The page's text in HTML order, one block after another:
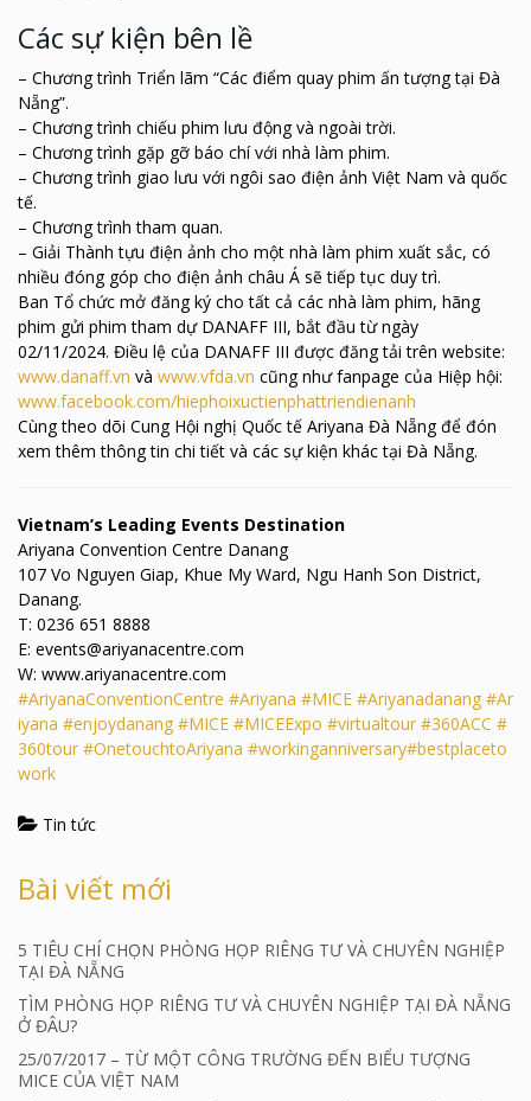
Các sự kiện bên lề
– Chương trình Triển lãm “Các điểm quay phim ấn tượng tại Đà
Nẵng”.
– Chương trình chiếu phim lưu động và ngoài trời.
– Chương trình gặp gỡ báo chí với nhà làm phim.
– Chương trình giao lưu với ngôi sao điện ảnh Việt Nam và quốc
tế.
– Chương trình tham quan.
– Giải Thành tựu điện ảnh cho một nhà làm phim xuất sắc, có
nhiều đóng góp cho điện ảnh châu Á sẽ tiếp tục duy trì.
Ban Tổ chức mở đăng ký cho tất cả các nhà làm phim, hãng
phim gửi phim tham dự DANAFF III, bắt đầu từ ngày
02/11/2024. Điều lệ của DANAFF III được đăng tải trên website:
www.danaff.vn và www.vfda.vn cũng như fanpage của Hiệp hội:
www.facebook.com/hiephoixuctienphattriendienanh
Cùng theo dõi Cung Hội nghị Quốc tế Ariyana Đà Nẵng để đón
xem thêm thông tin chi tiết và các sự kiện khác tại Đà Nẵng.
Vietnam’s Leading Events Destination
Ariyana Convention Centre Danang
107 Vo Nguyen Giap, Khue My Ward, Ngu Hanh Son District,
Danang.
T: 0236 651 8888
E: events@ariyanacentre.com
W: www.ariyanacentre.com
#AriyanaConventionCentre #Ariyana #MICE #Ariyanadanang #Ar
iyana #enjoydanang #MICE #MICEExpo #virtualtour #360ACC #
360tour #OnetouchtoAriyana #workinganniversary#bestplaceto
work
Tin tức
Bài viết mới
5 TIÊU CHÍ CHỌN PHÒNG HỌP RIÊNG TƯ VÀ CHUYÊN NGHIỆP
TẠI ĐÀ NẴNG
TÌM PHÒNG HỌP RIÊNG TƯ VÀ CHUYÊN NGHIỆP TẠI ĐÀ NẴNG
Ở ĐÂU?
25/07/2017 – TỪ MỘT CÔNG TRƯỜNG ĐẾN BIỂU TƯỢNG
MICE CỦA VIỆT NAM